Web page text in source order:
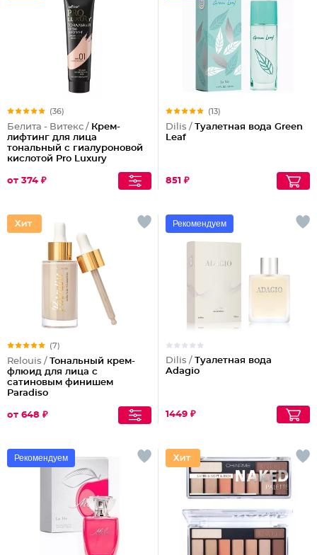
(36)
Белита - Витекс / Крем-
лифтинг для лица
тональный с гиалуроновой
кислотой Pro Luxury
от 374 ₽
(13)
Dilis / Туалетная вода Green
Leaf
851 ₽
(7)
Relouis / Тональный крем-
флюид для лица c
сатиновым финишем
Paradiso
от 648 ₽
Рекомендуем
Dilis / Туалетная вода
Adagio
1449 ₽
Рекомендуем